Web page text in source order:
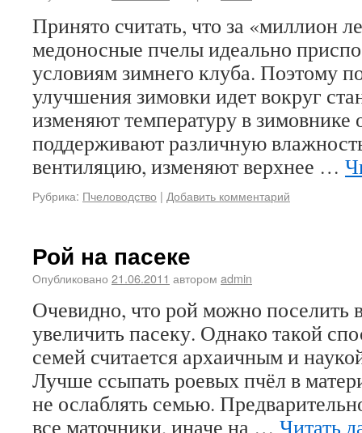
Принято считать, что за «миллион
медоносные пчелы идеально
условиям зимнего клуба. Поэтому
улучшения зимовки идет вокруг
изменяют температуру в зимовнике
поддерживают различную
вентиляцию, изменяют верхнее …
Рубрика: Пчеловодство | Добавить комментарий
Рой на пасеке
Опубликовано 21.06.2011 автором admin
Очевидно, что рой можно поселить
увеличить пасеку. Однако такой
семей считается архаичным и
Лучше ссыпать роевых пчёл в
не ослаблять семью.
все маточники, иначе на … Читать